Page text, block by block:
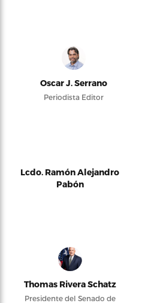
Oscar J. Serrano
Periodista Editor
Lcdo. Ramón Alejandro
Pabón
Thomas Rivera Schatz
Presidente del Senado de